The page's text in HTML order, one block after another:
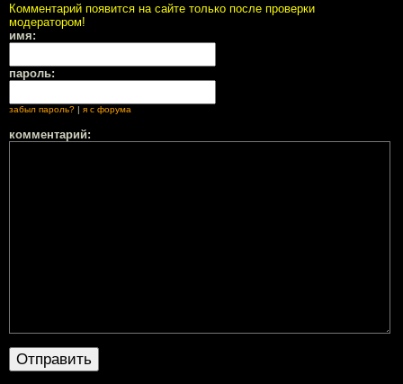
Комментарий появится на сайте только после проверки
модератором!
имя:
пароль:
забыл пароль? | я с форума
комментарий: